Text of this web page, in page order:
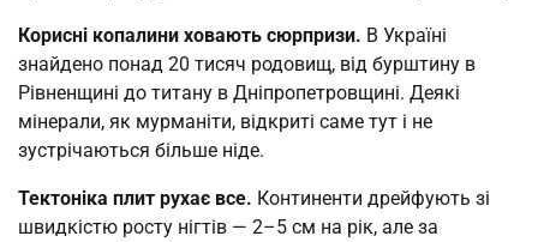
Корисні копалини ховають сюрпризи. В Україні
знайдено понад 20 тисяч родовищ, від бурштину в
Рівненщині до титану в Дніпропетровщині. Деякі
мінерали, як мурманіти, відкриті саме тут і не
зустрічаються більше ніде.
Тектоніка плит рухає все. Континенти дрейфують зі
швидкістю росту нігтів — 2–5 см на рік, але за